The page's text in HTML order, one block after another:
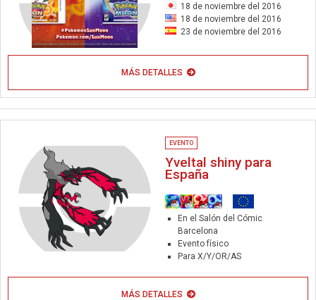
18 de noviembre del 2016
18 de noviembre del 2016
23 de noviembre del 2016
MÁS DETALLES
EVENTO
Yveltal shiny para
España
En el Salón del Cómic
Barcelona
Evento físico
Para X/Y/OR/AS
MÁS DETALLES